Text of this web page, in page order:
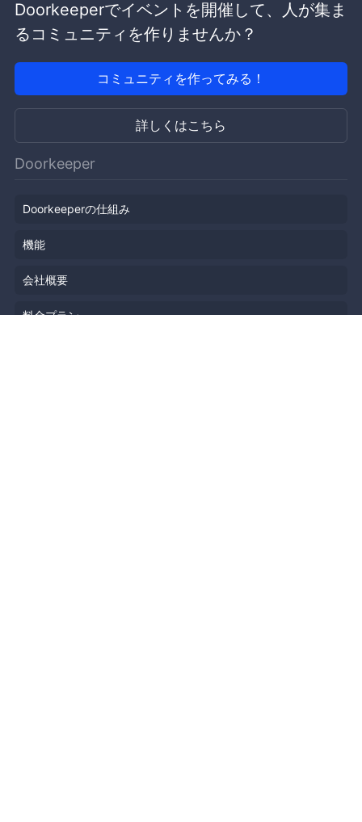
Doorkeeperでイベントを開催して、人が集ま
るコミュニティを作りませんか？
コミュニティを作ってみる！
詳しくはこちら
Doorkeeper
Doorkeeperの仕組み
機能
会社概要
料金プラン